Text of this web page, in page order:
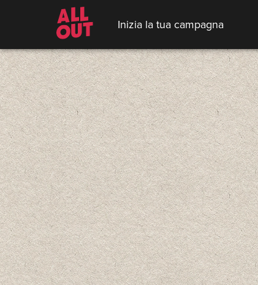
Inizia la tua campagna